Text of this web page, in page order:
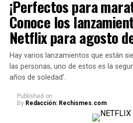
¡Perfectos para
Conoce los
Netflix para agosto
Hay varios lanzamientos que están
las personas, uno de estos es la
años de soledad’.
Published on
By Redacción: Rechismes.com